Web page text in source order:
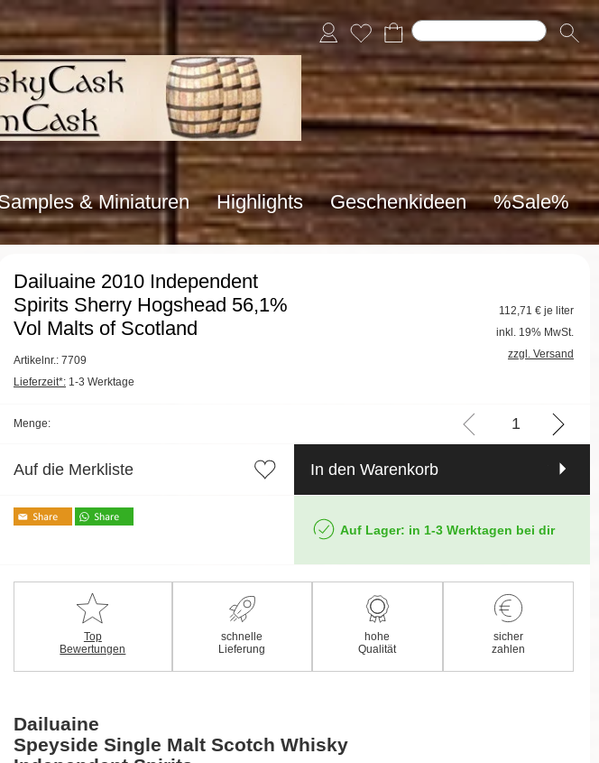
& Miniaturen Highlights Geschenkideen %Sale%
Dailuaine 2010 Independent
Spirits Sherry Hogshead 56,1%
Vol Malts of Scotland
Artikelnr.: 7709
Lieferzeit*: 1-3 Werktage
112,71 € je liter
inkl. 19% MwSt.
zzgl. Versand
Menge:
Auf die Merkliste In den Warenkorb
Auf Lager: in 1-3 Werktagen bei dir
Top
Bewertungen
schnelle
Lieferung
hohe
Qualität
sicher
zahlen
Dailuaine
Speyside Single Malt Scotch Whisky